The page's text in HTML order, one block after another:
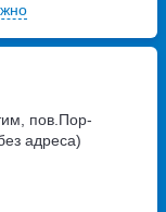
пов.Пор-
адреса)